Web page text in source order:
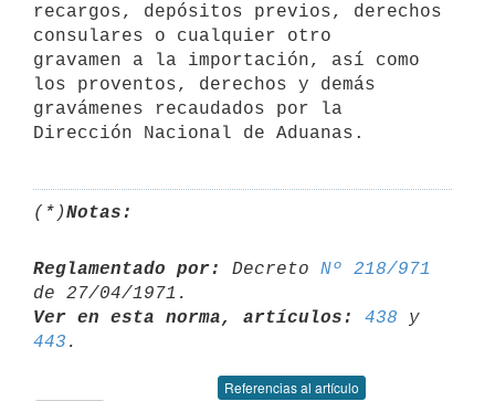
recargos, depósitos previos, derechos
consulares o cualquier otro
gravamen a la importación, así como
los proventos, derechos y demás
gravámenes recaudados por la
Dirección Nacional de Aduanas.
(*)Notas:
Reglamentado por: Decreto Nº 218/971
Ver en esta norma, artículos:
438
443
Referencias al artículo